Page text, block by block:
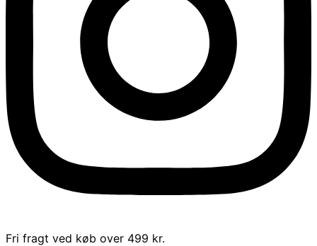
Fri fragt ved køb over 499 kr.